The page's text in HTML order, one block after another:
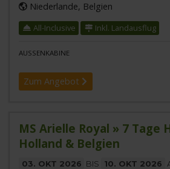
Niederlande, Belgien
All-Inclusive Inkl. Landausflug
AUSSENKABINE
Zum Angebot
MS Arielle Royal » 7 Tage
Holland & Belgien
03. OKT 2026 BIS 10. OKT 2026